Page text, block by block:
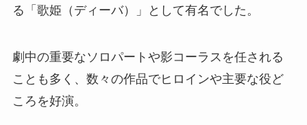
る「歌姫（ディーバ）」として有名でした。
劇中の重要なソロパートや影コーラスを任される
ことも多く、数々の作品でヒロインや主要な役ど
ころを好演。